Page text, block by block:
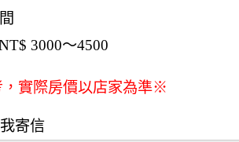
3000～4500
實際房價以店家為準※
寄信